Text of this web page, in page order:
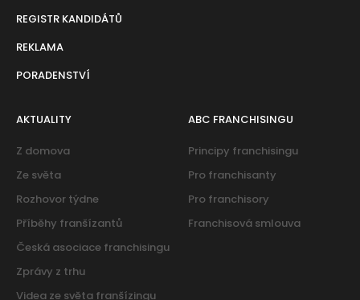
REGISTR KANDIDÁTŮ
REKLAMA
PORADENSTVÍ
AKTUALITY
Z domova
Ze světa
Rozhovor týdne
Příběhy franšízantů
Česká asociace franchisingu
Zprávy z trhu
Videa ze světa franšízingu
ABC FRANCHISINGU
Principy franchisingu
Pro franchisanty
Pro franchisory
Franchisová smlouva